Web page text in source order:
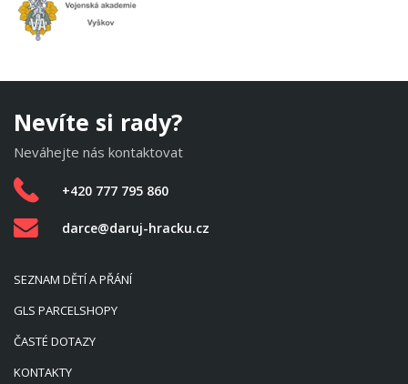
Nevíte si rady?
Neváhejte nás kontaktovat
+420 777 795 860
darce@daruj-hracku.cz
SEZNAM DĚTÍ A PŘÁNÍ
GLS PARCELSHOPY
ČASTÉ DOTAZY
KONTAKTY